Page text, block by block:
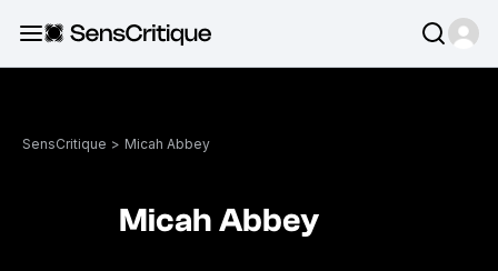
SensCritique > Micah Abbey
Micah Abbey